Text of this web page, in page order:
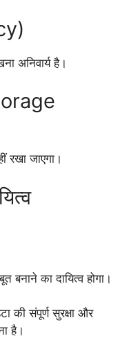
अनिवार्य है।
जाएगा।
बनाने का दायित्व होगा।
की संपूर्ण सुरक्षा और
है।